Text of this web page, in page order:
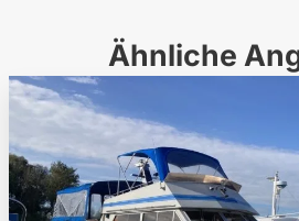
Ähnliche